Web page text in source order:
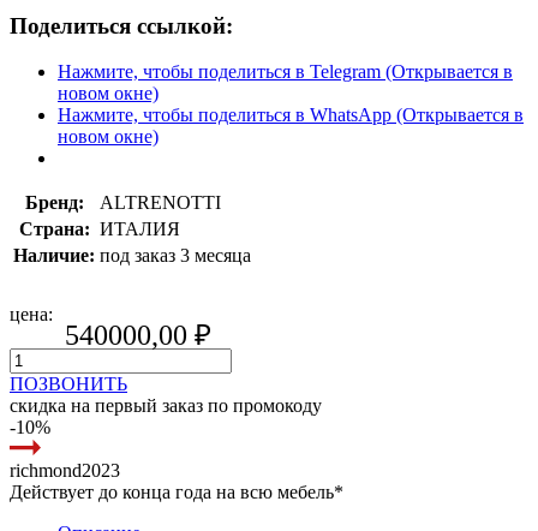
Поделиться ссылкой:
Нажмите, чтобы поделиться в Telegram (Открывается в
новом окне)
Нажмите, чтобы поделиться в WhatsApp (Открывается в
новом окне)
Бренд:
ALTRENOTTI
Страна: ИТАЛИЯ
Наличие: под заказ 3 месяца
цена:
540000,00 ₽
ПОЗВОНИТЬ
скидка на первый заказ по промокоду
-10%
richmond2023
Действует до конца года на всю мебель*